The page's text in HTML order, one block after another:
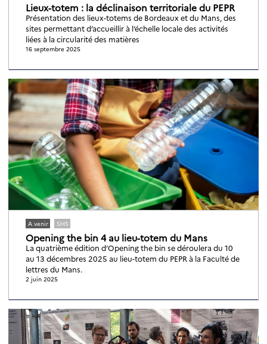
Lieux-totem : la déclinaison territoriale du PEPR
Présentation des lieux-totems de Bordeaux et du Mans, des
sites permettant d’accueillir à l’échelle locale des activités
liées à la circularité des matières
16 septembre 2025
A venir SHS
Opening the bin 4 au lieu-totem du Mans
La quatrième édition d’Opening the bin se déroulera du 10
au 13 décembres 2025 au lieu-totem du PEPR à la Faculté de
lettres du Mans.
2 juin 2025